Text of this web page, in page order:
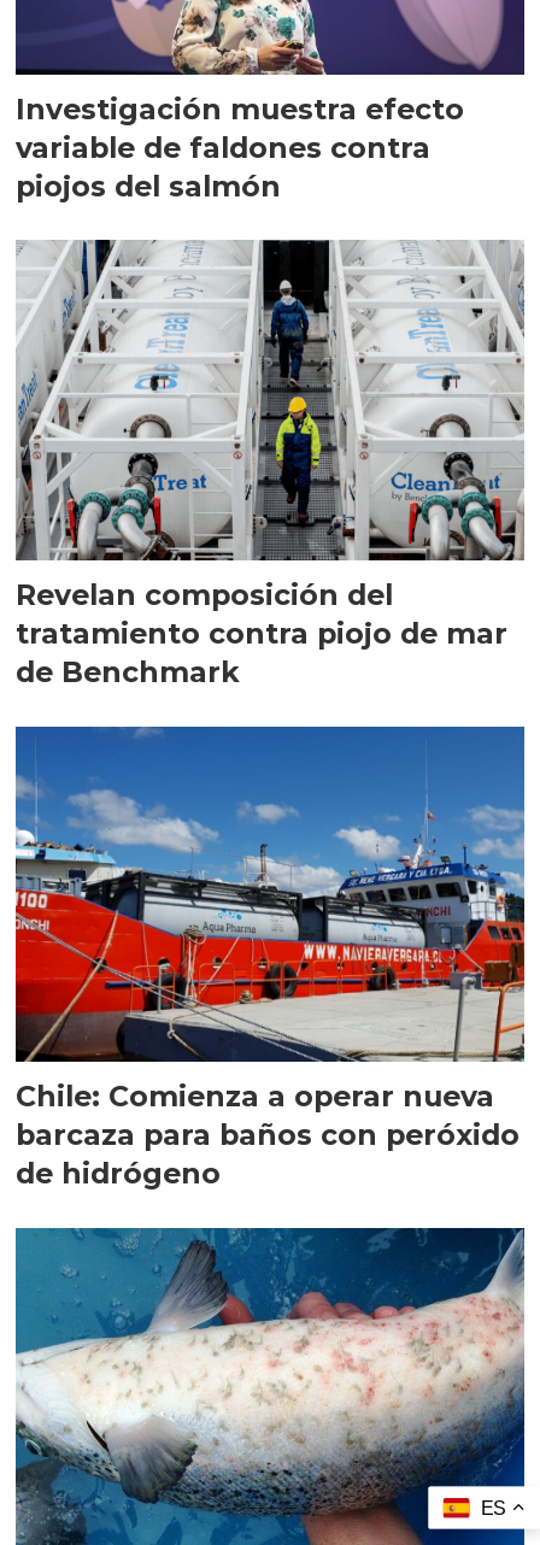
Investigación muestra efecto
variable de faldones contra
piojos del salmón
Revelan composición del
tratamiento contra piojo de mar
de Benchmark
Chile: Comienza a operar nueva
barcaza para baños con peróxido
de hidrógeno
ES